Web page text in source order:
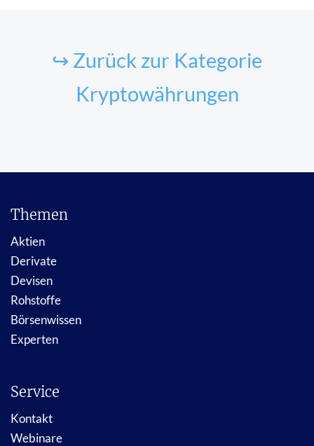
↪ Zurück zur Kategorie
Kryptowährungen
Themen
Aktien
Derivate
Devisen
Rohstoffe
Börsenwissen
Experten
Service
Kontakt
Webinare